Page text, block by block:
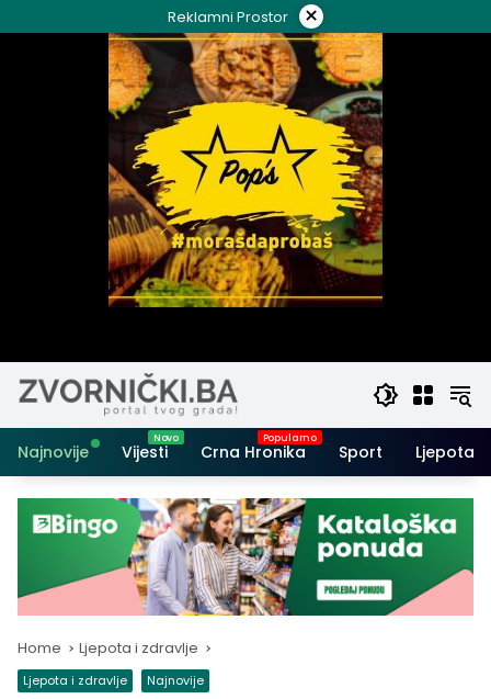
to
Reklamni Prostor ×
Najnovije Vijesti Crna Hronika Sport Ljepota i
Home Ljepota i zdravlje
Ljepota i zdravlje Najnovije